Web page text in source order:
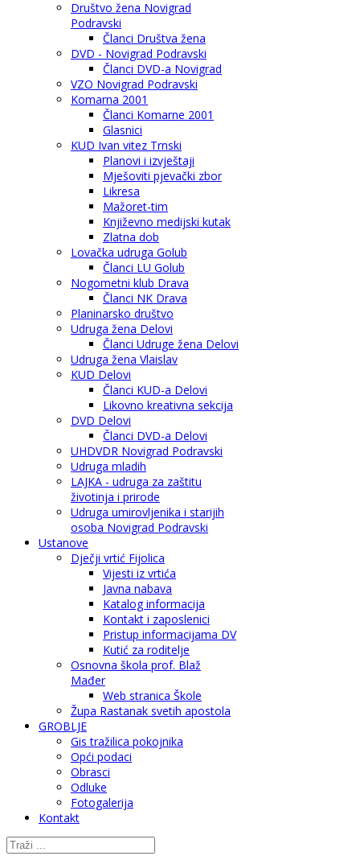
Društvo žena Novigrad
Podravski
Članci Društva žena
DVD - Novigrad Podravski
Članci DVD-a Novigrad
VZO Novigrad Podravski
Komarna 2001
Članci Komarne 2001
Glasnici
KUD Ivan vitez Trnski
Planovi i izvještaji
Mješoviti pjevački zbor
Likresa
Mažoret-tim
Književno medijski kutak
Zlatna dob
Lovačka udruga Golub
Članci LU Golub
Nogometni klub Drava
Članci NK Drava
Planinarsko društvo
Udruga žena Delovi
Članci Udruge žena Delovi
Udruga žena Vlaislav
KUD Delovi
Članci KUD-a Delovi
Likovno kreativna sekcija
DVD Delovi
Članci DVD-a Delovi
UHDVDR Novigrad Podravski
Udruga mladih
LAJKA - udruga za zaštitu
životinja i prirode
Udruga umirovljenika i starijih
osoba Novigrad Podravski
Ustanove
Dječji vrtić Fijolica
Vijesti iz vrtića
Javna nabava
Katalog informacija
Kontakt i zaposlenici
Pristup informacijama DV
Kutić za roditelje
Osnovna škola prof. Blaž
Mađer
Web stranica Škole
Župa Rastanak svetih apostola
GROBLJE
Gis tražilica pokojnika
Opći podaci
Obrasci
Odluke
Fotogalerija
Kontakt